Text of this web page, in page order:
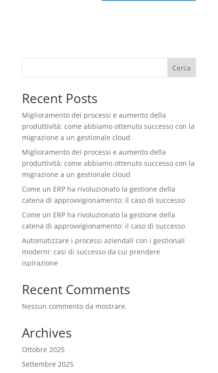
Cerca
Recent Posts
Miglioramento dei processi e aumento della
produttività: come abbiamo ottenuto successo con la
migrazione a un gestionale cloud
Miglioramento dei processi e aumento della
produttività: come abbiamo ottenuto successo con la
migrazione a un gestionale cloud
Come un ERP ha rivoluzionato la gestione della
catena di approvvigionamento: il caso di successo
Come un ERP ha rivoluzionato la gestione della
catena di approvvigionamento: il caso di successo
Automatizzare i processi aziendali con i gestionali
moderni: casi di successo da cui prendere
ispirazione
Recent Comments
Nessun commento da mostrare.
Archives
Ottobre 2025
Settembre 2025